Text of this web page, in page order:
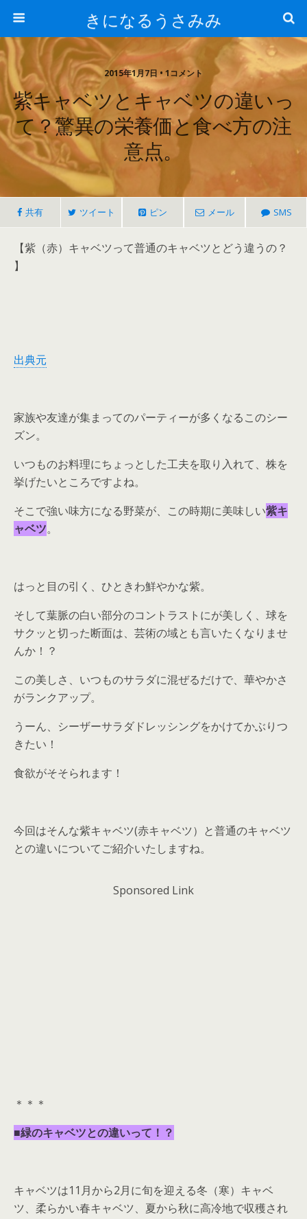
きになるうさみみ
2015年1月7日 • 1コメント
紫キャベツとキャベツの違いっ
て？驚異の栄養価と食べ方の注
意点。
共有 ツイート ピン メール SMS
【紫（赤）キャベツって普通のキャベツとどう違うの？
】
出典元
家族や友達が集まってのパーティーが多くなるこのシー
ズン。
いつものお料理にちょっとした工夫を取り入れて、株を
挙げたいところですよね。
そこで強い味方になる野菜が、この時期に美味しい紫キ
ャベツ。
はっと目の引く、ひときわ鮮やかな紫。
そして葉脈の白い部分のコントラストにが美しく、球を
サクッと切った断面は、芸術の域とも言いたくなりませ
んか！？
この美しさ、いつものサラダに混ぜるだけで、華やかさ
がランクアップ。
うーん、シーザーサラダドレッシングをかけてかぶりつ
きたい！
食欲がそそられます！
今回はそんな紫キャベツ(赤キャベツ）と普通のキャベツ
との違いについてご紹介いたしますね。
Sponsored Link
＊＊＊
■緑のキャベツとの違いって！？
キャベツは11月から2月に旬を迎える冬（寒）キャベ
ツ、柔らかい春キャベツ、夏から秋に高冷地で収穫され